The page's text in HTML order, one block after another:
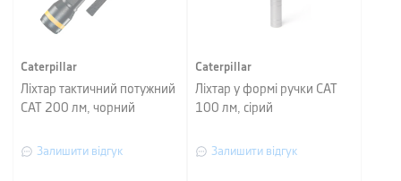
Caterpillar
Ліхтар тактичний потужний
CAT 200 лм, чорний
Залишити відгук
Caterpillar
Ліхтар у формі ручки CAT
100 лм, сірий
Залишити відгук